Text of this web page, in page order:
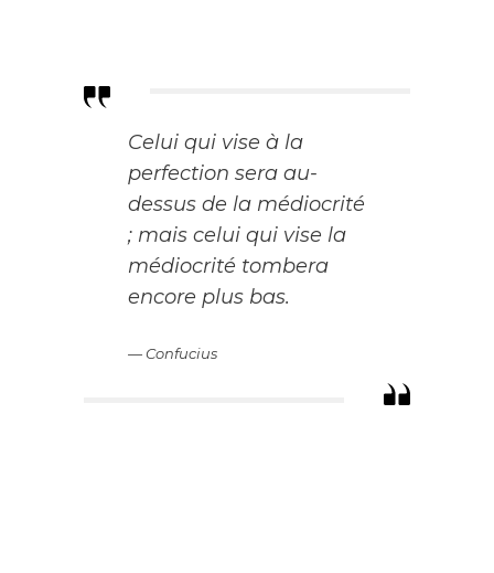
Celui qui vise à la
perfection sera au-
dessus de la médiocrité
; mais celui qui vise la
médiocrité tombera
encore plus bas.
— Confucius